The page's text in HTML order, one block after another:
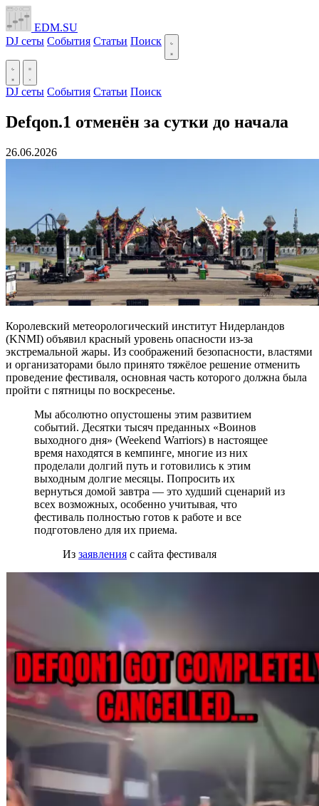
EDM.SU
DJ сеты События Статьи Поиск
DJ сеты События Статьи Поиск
Defqon.1 отменён за сутки до начала
26.06.2026
Королевский метеорологический институт Нидерландов
(KNMI) объявил красный уровень опасности из-за
экстремальной жары. Из соображений безопасности, властями
и организаторами было принято тяжёлое решение отменить
проведение фестиваля, основная часть которого должна была
пройти с пятницы по воскресенье.
Мы абсолютно опустошены этим развитием
событий. Десятки тысяч преданных «Воинов
выходного дня» (Weekend Warriors) в настоящее
время находятся в кемпинге, многие из них
проделали долгий путь и готовились к этим
выходным долгие месяцы. Попросить их
вернуться домой завтра — это худший сценарий из
всех возможных, особенно учитывая, что
фестиваль полностью готов к работе и все
подготовлено для их приема.
Из заявления с сайта фестиваля